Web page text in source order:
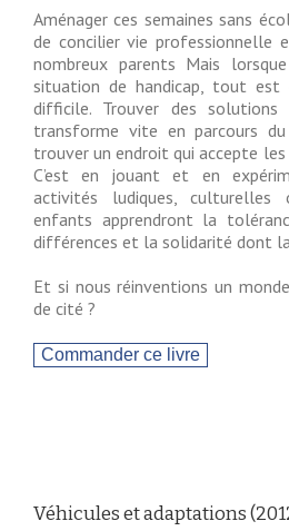
Aménager ces semaines sans
de concilier vie professionnelle
nombreux parents Mais
situation de handicap, tout est
difficile. Trouver des
transforme vite en parcours
trouver un endroit qui accepte
C’est en jouant et en
activités ludiques,
enfants apprendront la
différences et la solidarité dont
Et si nous réinventions un
de cité ?
Véhicules et adaptations